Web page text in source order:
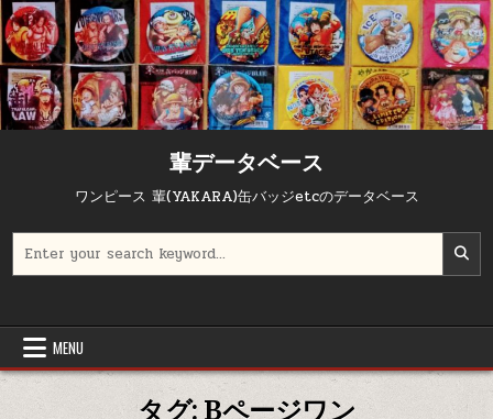
Skip to content
輩データベース
ワンピース 輩(YAKARA)缶バッジetcのデータベース
MENU
タグ: Bページワン